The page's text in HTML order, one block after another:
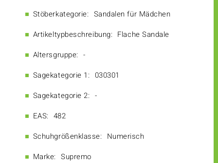
Stöberkategorie: Sandalen für Mädchen
Artikeltypbeschreibung: Flache Sandale
Altersgruppe: -
Sagekategorie 1: 030301
Sagekategorie 2: -
EAS: 482
Schuhgrößenklasse: Numerisch
Marke: Supremo